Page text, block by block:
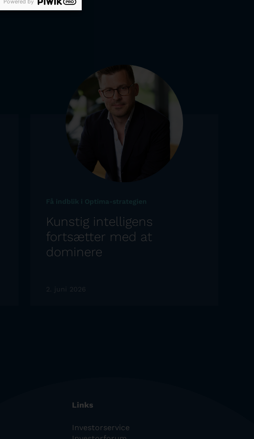
Få indblik i Optima-strategien
Kunstig intelligens
fortsætter med at
dominere
2. juni 2026
Links
Investorservice
Powered by